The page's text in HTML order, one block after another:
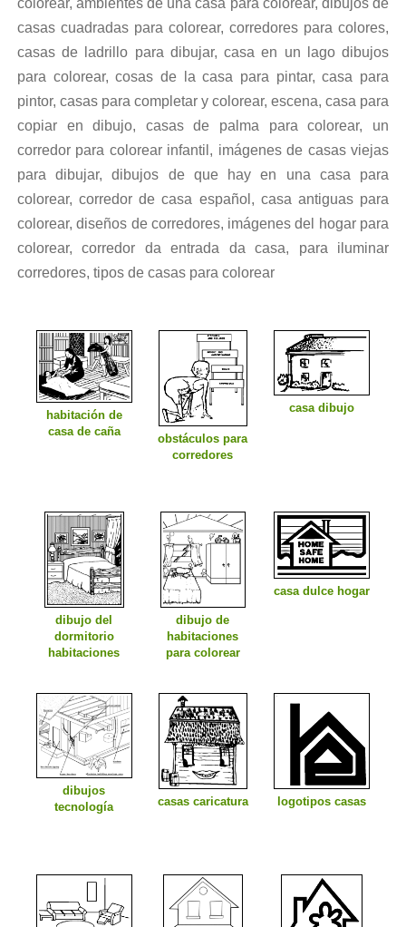
casas cuadradas para colorear, corredores para colores,
casas de ladrillo para dibujar, casa en un lago dibujos
para colorear, cosas de la casa para pintar, casa para
pintor, casas para completar y colorear, escena, casa para
copiar en dibujo, casas de palma para colorear, un
corredor para colorear infantil, imágenes de casas viejas
para dibujar, dibujos de que hay en una casa para
colorear, corredor de casa español, casa antiguas para
colorear, diseños de corredores, imágenes del hogar para
colorear, corredor da entrada da casa, para iluminar
corredores, tipos de casas para colorear
habitación de
casa de caña
obstáculos para
corredores
casa dibujo
dibujo del
dormitorio
habitaciones
dibujo de
habitaciones
para colorear
casa dulce hogar
dibujos
tecnología
casas caricatura logotipos casas